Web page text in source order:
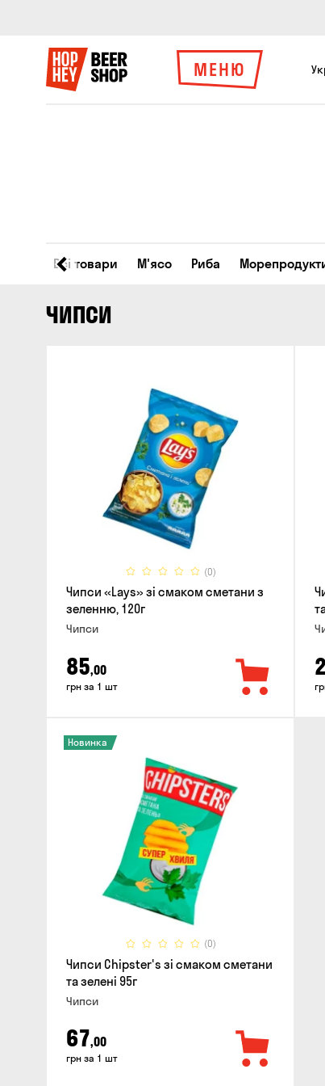
МЕНЮ
Всі товари М'ясо Риба
ЧИПСИ
(0)
Чипси «Lays» зі смаком сметани з
зеленню, 120г
Чипси
85,00
грн за 1 шт
(0)
Новинка
Чипси Chipster's зі смаком сметани
та зелені 95г
Чипси
67,00
грн за 1 шт